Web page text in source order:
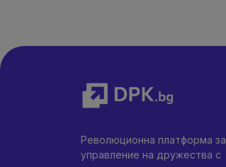
Революционна платформа за
управление на дружества с